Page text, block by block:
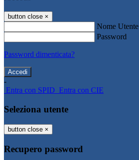
button close ×
Nome Utente
Password
Password dimenticata?
-
Entra con SPID Entra con CIE
Seleziona utente
button close ×
Recupero password